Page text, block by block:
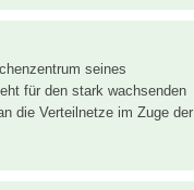
seines
für den stark wachsenden
die Verteilnetze im Zuge der